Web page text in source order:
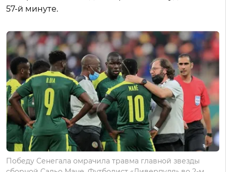
57-й минуте.
Победу Сенегала омрачила травма главной звезды